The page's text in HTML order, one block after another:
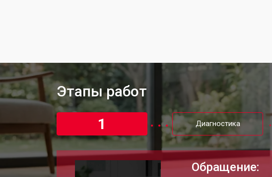
Этапы работ
1
Диагностика
Обращение: